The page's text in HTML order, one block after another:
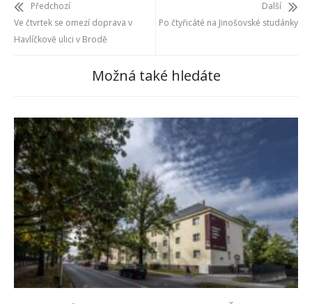
Předchozí
Ve čtvrtek se omezí doprava v
Havlíčkově ulici v Brodě
Další
Po čtyřicáté na Jinošovské studánky
Možná také hledáte